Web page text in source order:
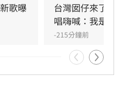
聲一路未停，最後由
台，將現場氣氛推向最高
歌曝
台灣囡仔來了
唱嗨喊：我是誰
-215分鐘前